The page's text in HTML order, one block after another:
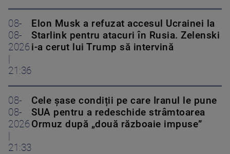
08-
08-
2026
|
21:36
Elon Musk a refuzat accesul Ucrainei la
Starlink pentru atacuri în Rusia. Zelenski
i-a cerut lui Trump să intervină
08-
08-
2026
|
21:33
Cele șase condiții pe care Iranul le pune
SUA pentru a redeschide strâmtoarea
Ormuz după „două războaie impuse”